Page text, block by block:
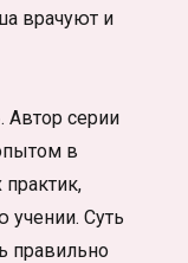
врачуют и
Автор серии
в
учении. Суть
правильно